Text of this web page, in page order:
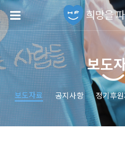
보도
보도자료 공지사항 정기후